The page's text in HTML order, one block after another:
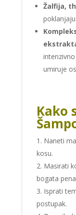
Žalfija,
umiruje
Kako
Naneti
kosu.
Masirati
bogata
Isprati
postupak.